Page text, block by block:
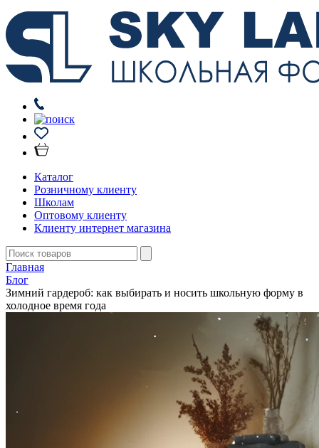
Каталог
Розничному клиенту
Школам
Оптовому клиенту
Клиенту интернет магазина
Главная
Блог
Зимний гардероб: как выбирать и носить школьную форму в
холодное время года